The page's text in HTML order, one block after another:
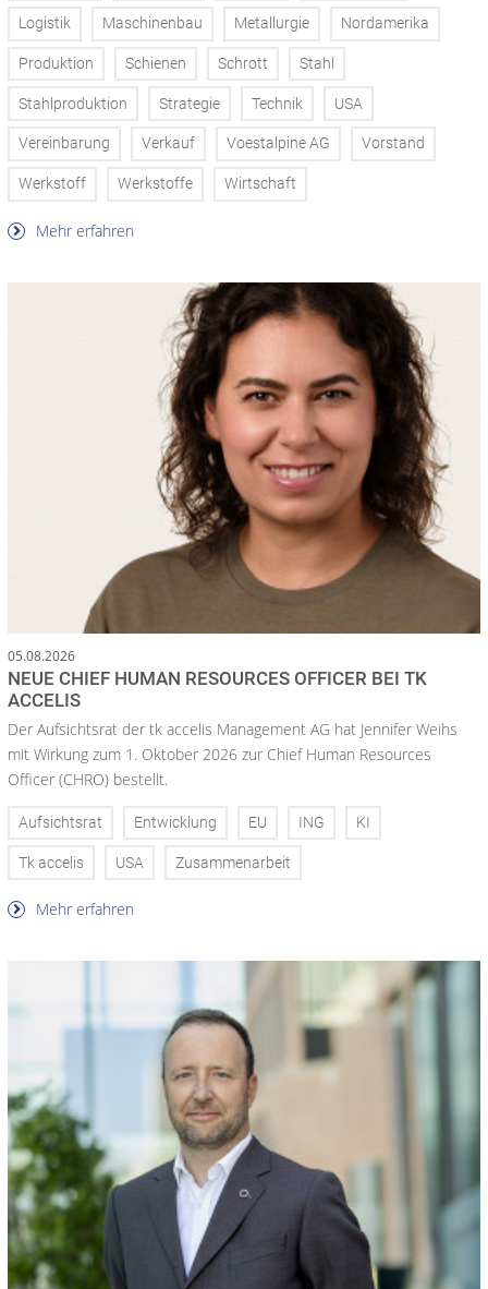
Logistik Maschinenbau Metallurgie Nordamerika
Produktion Schienen Schrott Stahl
Stahlproduktion Strategie Technik USA
Vereinbarung Verkauf Voestalpine AG Vorstand
Werkstoff Werkstoffe Wirtschaft
Mehr erfahren
05.08.2026
NEUE CHIEF HUMAN RESOURCES OFFICER BEI TK
ACCELIS
Der Aufsichtsrat der tk accelis Management AG hat Jennifer Weihs
mit Wirkung zum 1. Oktober 2026 zur Chief Human Resources
Officer (CHRO) bestellt.
Aufsichtsrat Entwicklung EU ING KI
Tk accelis USA Zusammenarbeit
Mehr erfahren